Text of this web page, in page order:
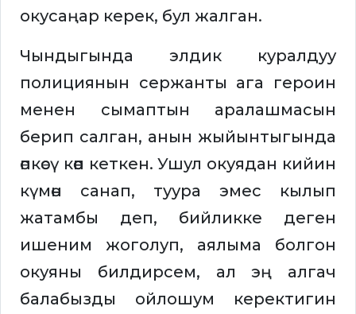
окусаңар керек, бул жалган.
Чындыгында элдик куралдуу
полициянын сержанты ага героин
менен сымаптын аралашмасын
берип салган, анын жыйынтыгында
өпкөсү көөп кеткен. Ушул окуядан кийин
күмөн санап, туура эмес кылып
жатамбы деп, бийликке деген
ишеним жоголуп, аялыма болгон
окуяны билдирсем, ал эң алгач
балабызды ойлошум керектигин